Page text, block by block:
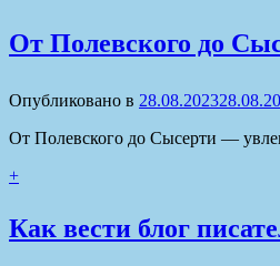
От Полевского до
Опубликовано в 28.08.2023
От Полевского до Сысерти —
+
Как вести блог